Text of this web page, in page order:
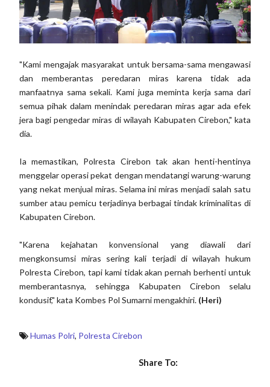
"Kami mengajak masyarakat untuk bersama-sama mengawasi
dan memberantas peredaran miras karena tidak ada
manfaatnya sama sekali. Kami juga meminta kerja sama dari
semua pihak dalam menindak peredaran miras agar ada efek
jera bagi pengedar miras di wilayah Kabupaten Cirebon," kata
dia.
Ia memastikan, Polresta Cirebon tak akan henti-hentinya
menggelar operasi pekat dengan mendatangi warung-warung
yang nekat menjual miras. Selama ini miras menjadi salah satu
sumber atau pemicu terjadinya berbagai tindak kriminalitas di
Kabupaten Cirebon.
"Karena kejahatan konvensional yang diawali dari
mengkonsumsi miras sering kali terjadi di wilayah hukum
Polresta Cirebon, tapi kami tidak akan pernah berhenti untuk
memberantasnya, sehingga Kabupaten Cirebon selalu
kondusif," kata Kombes Pol Sumarni mengakhiri. (Heri)
Humas Polri, Polresta Cirebon
Share To: